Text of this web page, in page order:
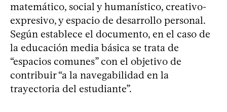
matemático, social y humanístico, creativo-
expresivo, y espacio de desarrollo personal.
Según establece el documento, en el caso de
la educación media básica se trata de
“espacios comunes” con el objetivo de
contribuir “a la navegabilidad en la
trayectoria del estudiante”.